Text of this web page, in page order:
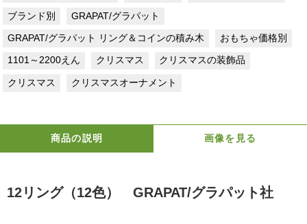
ブランド別 GRAPAT/グラパット
GRAPAT/グラパット リング＆コインの積み木 おもちゃ価格別
1101～2200えん クリスマス クリスマスの装飾品
クリスマス クリスマスオーナメント
商品の説明 画像を見る
12リング（12色） GRAPAT/グラパット社